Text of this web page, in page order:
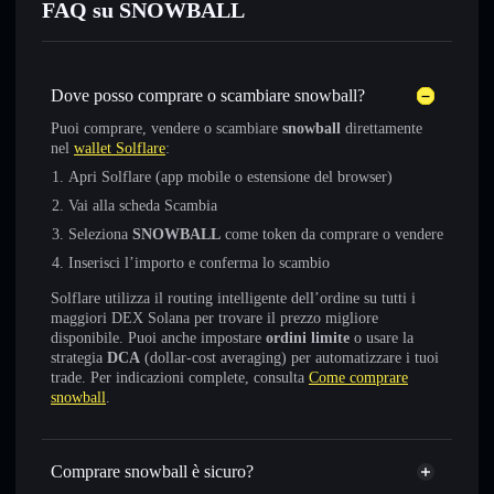
FAQ su SNOWBALL
Dove posso comprare o scambiare snowball?
Puoi comprare, vendere o scambiare snowball direttamente
nel wallet Solflare:
Apri Solflare (app mobile o estensione del browser)
Vai alla scheda Scambia
Seleziona SNOWBALL come token da comprare o vendere
Inserisci l’importo e conferma lo scambio
Solflare utilizza il routing intelligente dell’ordine su tutti i
maggiori DEX Solana per trovare il prezzo migliore
disponibile. Puoi anche impostare ordini limite o usare la
strategia DCA (dollar-cost averaging) per automatizzare i tuoi
trade. Per indicazioni complete, consulta Come comprare
snowball.
Comprare snowball è sicuro?